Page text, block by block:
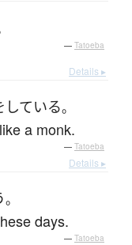
— Tatoeba
Details ▸
している。
a monk.
— Tatoeba
Details ▸
。
days.
— Tatoeba